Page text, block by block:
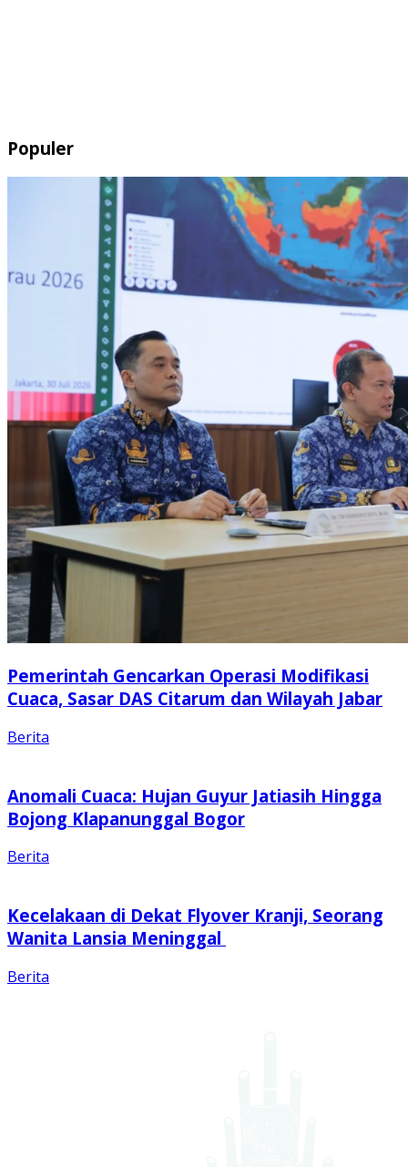
Populer
Pemerintah Gencarkan Operasi Modifikasi
Cuaca, Sasar DAS Citarum dan Wilayah Jabar
Berita
Anomali Cuaca: Hujan Guyur Jatiasih Hingga
Bojong Klapanunggal Bogor
Berita
Kecelakaan di Dekat Flyover Kranji, Seorang
Wanita Lansia Meninggal
Berita